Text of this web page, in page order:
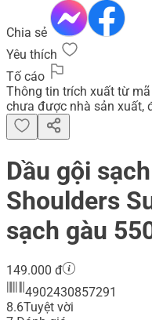
Chia sẻ
Yêu thích
Tố cáo
Thông tin trích xuất từ
chưa được nhà sản xuất,
Dầu gội
Shoulders
sạch gàu
149.000 đ
4902430857291
8.6Tuyệt vời